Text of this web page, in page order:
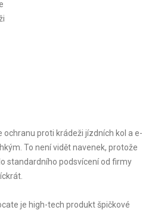
proti krádeži jízdních kol a e-
To není vidět navenek, protože
standardního podsvícení od firmy
je high-tech produkt špičkové